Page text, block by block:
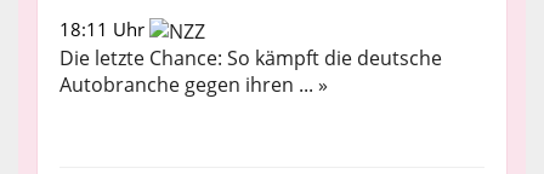
18:11 Uhr
Die letzte Chance: So kämpft die deutsche
Autobranche gegen ihren ... »